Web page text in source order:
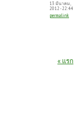
13 มีนาคม,
2012 - 22:44
permalink
« แรก